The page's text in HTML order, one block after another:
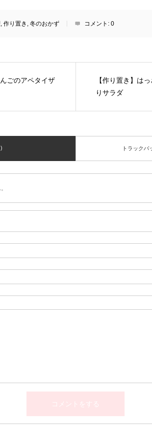
作り置き 冬のおかず コメント: 0
ごのアペタイザ
【作り置き】は
りサラダ
トラックバ